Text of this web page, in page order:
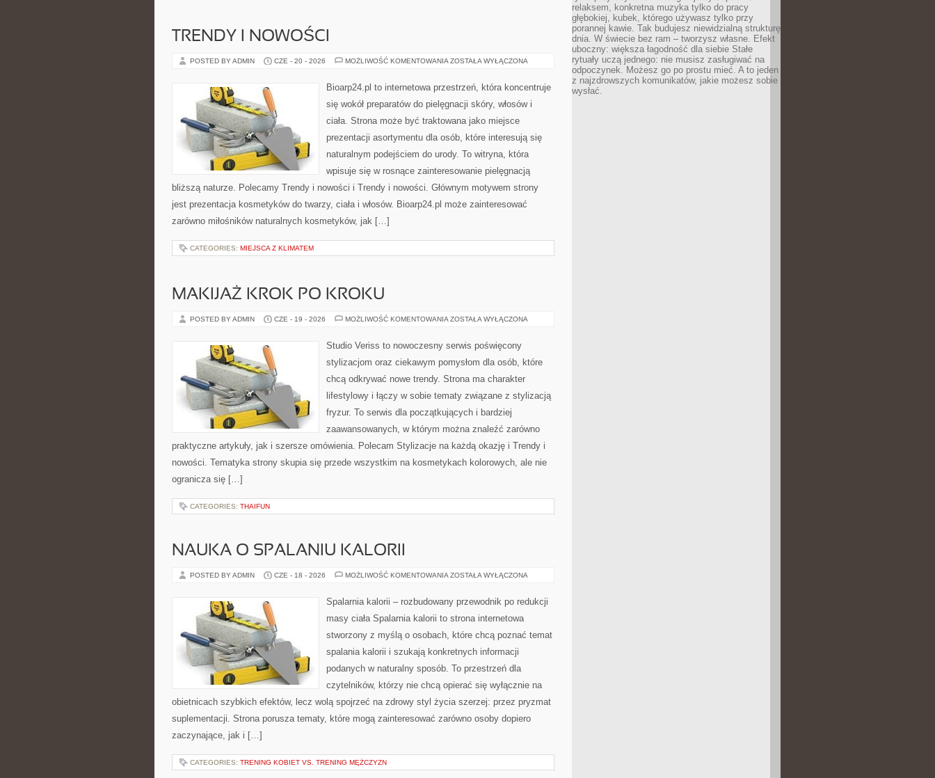
TRENDY I NOWOŚCI
POSTED BY ADMIN CZE - 20 - 2026 MOŻLIWOŚĆ KOMENTOWANIA TRENDY
ZOSTAŁA WYŁĄCZONA
Bioarp24.pl to internetowa przestrzeń, która koncentruje
się wokół preparatów do pielęgnacji skóry, włosów i
ciała. Strona może być traktowana jako miejsce
prezentacji asortymentu dla osób, które interesują się
naturalnym podejściem do urody. To witryna, która
wpisuje się w rosnące zainteresowanie pielęgnacją
bliższą naturze. Polecamy Trendy i nowości i Trendy i nowości. Głównym motywem strony
jest prezentacja kosmetyków do twarzy, ciała i włosów. Bioarp24.pl może zainteresować
zarówno miłośników naturalnych kosmetyków, jak […]
CATEGORIES: MIEJSCA Z KLIMATEM
MAKIJAŻ KROK PO KROKU
POSTED BY ADMIN CZE - 19 - 2026 MOŻLIWOŚĆ KOMENTOWANIA MAKIJAŻ
KROKU
ZOSTAŁA WYŁĄCZONA
Studio Veriss to nowoczesny serwis poświęcony
stylizacjom oraz ciekawym pomysłom dla osób, które
chcą odkrywać nowe trendy. Strona ma charakter
lifestylowy i łączy w sobie tematy związane z stylizacją
fryzur. To serwis dla początkujących i bardziej
zaawansowanych, w którym można znaleźć zarówno
praktyczne artykuły, jak i szersze omówienia. Polecam Stylizacje na każdą okazję i Trendy i
nowości. Tematyka strony skupia się przede wszystkim na kosmetykach kolorowych, ale nie
ogranicza się […]
CATEGORIES: THAIFUN
NAUKA O SPALANIU KALORII
POSTED BY ADMIN CZE - 18 - 2026 MOŻLIWOŚĆ KOMENTOWANIA NAUKA
ZOSTAŁA WYŁĄCZONA
Spalarnia kalorii – rozbudowany przewodnik po redukcji
masy ciała Spalarnia kalorii to strona internetowa
stworzony z myślą o osobach, które chcą poznać temat
spalania kalorii i szukają konkretnych informacji
podanych w naturalny sposób. To przestrzeń dla
czytelników, którzy nie chcą opierać się wyłącznie na
obietnicach szybkich efektów, lecz wolą spojrzeć na zdrowy styl życia szerzej: przez pryzmat
suplementacji. Strona porusza tematy, które mogą zainteresować zarówno osoby dopiero
zaczynające, jak i […]
CATEGORIES: TRENING KOBIET VS. TRENING MĘŻCZYZN
relaksem, konkretna muzyka tylko do pracy
głębokiej, kubek, którego używasz tylko przy
porannej kawie. Tak budujesz niewidzialną strukturę
dnia. W świecie bez ram – tworzysz własne. Efekt
uboczny: większa łagodność dla siebie Stałe
rytuały uczą jednego: nie musisz zasługiwać na
odpoczynek. Możesz go po prostu mieć. A to jeden
z najzdrowszych komunikatów, jakie możesz sobie
wysłać.